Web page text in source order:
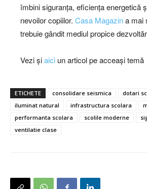
îmbini siguranța, eficiența energetică
nevoilor copiilor. Casa Magazina mai
trebuie gândit mediul propice
Vezi șiaici un articol pe acceași temă
ETICHETE consolidare seismica
dotari
iluminat natural
infrastructura scolara
performanta scolara
scolile moderne
ventilatie clase